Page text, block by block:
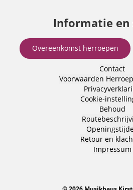
Informatie en
Overeenkomst herroepen
Contact
Voorwaarden
Cookie-
Behoud
Retour en
Impressum